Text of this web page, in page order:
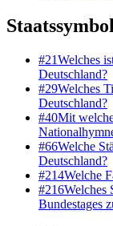
#21Welches
Deutschland?
#29Welches
Deutschland?
#40Mit
#66Welche
Deutschland?
#214Welche
#216Welches
Bundestages